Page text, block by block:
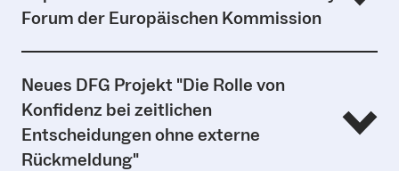
Assessment Forschung in der Personalauswahl und -
[07.07.2026]
Forum der Europäischen Kommission
Prof. Dr. Markus Langer wurde zum Repräsentanten der
Universität Freiburg für das AI Act Advisory Forum der
Europäischen Kommission benannt. [07.07.2026]
Neues DFG Projekt "Die Rolle von
Konfidenz bei zeitlichen
Entscheidungen ohne externe
Rückmeldung"